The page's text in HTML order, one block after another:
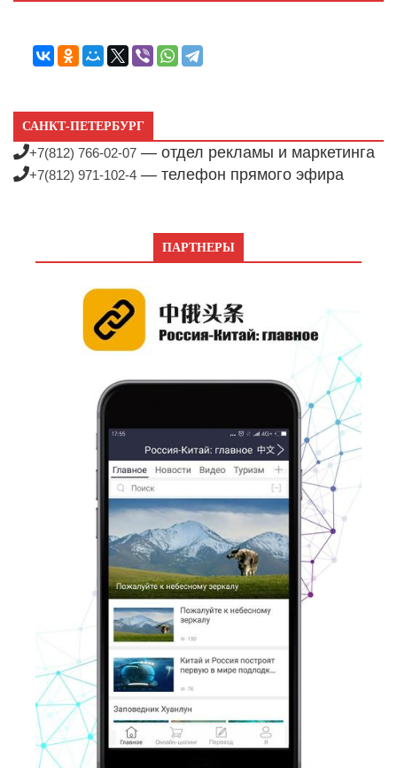
САНКТ-ПЕТЕРБУРГ
+7(812) 766-02-07 — отдел рекламы и маркетинга
+7(812) 971-102-4 — телефон прямого эфира
ПАРТНЕРЫ